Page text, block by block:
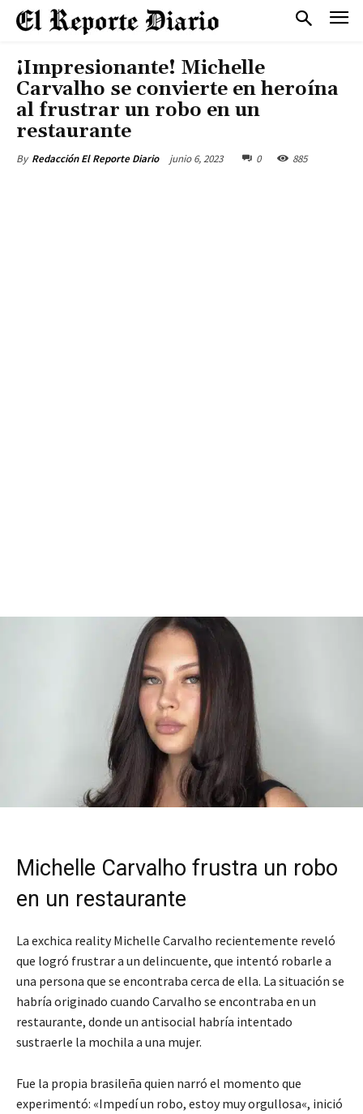
¡Impresionante! Michelle
Carvalho se convierte en heroína
al frustrar un robo en un
restaurante
By Redacción El Reporte Diario junio 6, 2023 0 885
Michelle Carvalho frustra un robo
en un restaurante
La exchica reality Michelle Carvalho recientemente reveló
que logró frustrar a un delincuente, que intentó robarle a
una persona que se encontraba cerca de ella. La situación se
habría originado cuando Carvalho se encontraba en un
restaurante, donde un antisocial habría intentado
sustraerle la mochila a una mujer.
Fue la propia brasileña quien narró el momento que
experimentó: «Impedí un robo, estoy muy orgullosa«, inició